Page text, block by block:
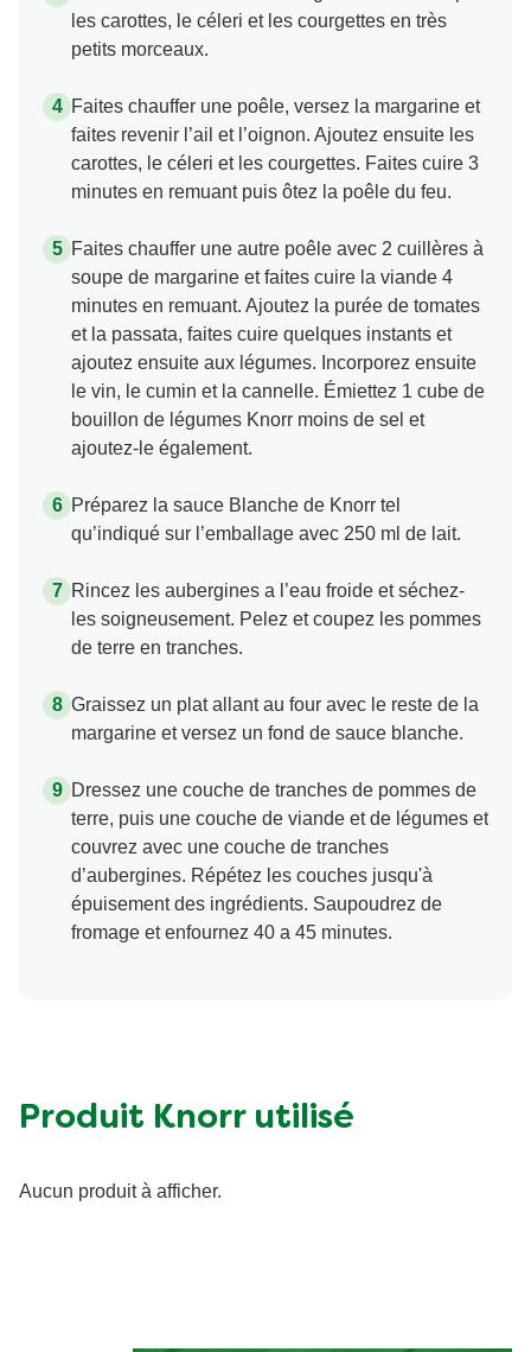
les carottes, le céleri et les courgettes en très
petits morceaux.
Faites chauffer une poêle, versez la margarine et
faites revenir l’ail et l’oignon. Ajoutez ensuite les
carottes, le céleri et les courgettes. Faites cuire 3
minutes en remuant puis ôtez la poêle du feu.
Faites chauffer une autre poêle avec 2 cuillères à
soupe de margarine et faites cuire la viande 4
minutes en remuant. Ajoutez la purée de tomates
et la passata, faites cuire quelques instants et
ajoutez ensuite aux légumes. Incorporez ensuite
le vin, le cumin et la cannelle. Émiettez 1 cube de
bouillon de légumes Knorr moins de sel et
ajoutez-le également.
Préparez la sauce Blanche de Knorr tel
qu’indiqué sur l’emballage avec 250 ml de lait.
Rincez les aubergines a l’eau froide et séchez-
les soigneusement. Pelez et coupez les pommes
de terre en tranches.
Graissez un plat allant au four avec le reste de la
margarine et versez un fond de sauce blanche.
Dressez une couche de tranches de pommes de
terre, puis une couche de viande et de légumes et
couvrez avec une couche de tranches
d’aubergines. Répétez les couches jusqu'à
épuisement des ingrédients. Saupoudrez de
fromage et enfournez 40 a 45 minutes.
Produit Knorr utilisé
Aucun produit à afficher.